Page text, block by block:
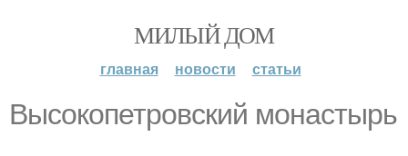
МИЛЫЙ ДОМ
главная новости статьи
Высокопетровский монастырь